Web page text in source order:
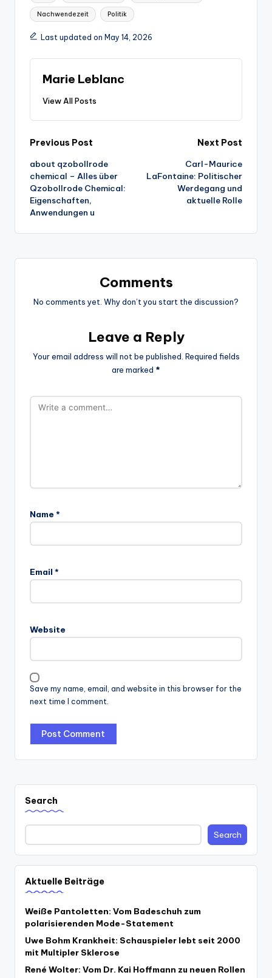
Nachwendezeit Politik
Last updated on May 14, 2026
Marie Leblanc
View All Posts
Post
navigation
Previous Post
about qzobollrode
chemical – Alles über
Qzobollrode Chemical:
Eigenschaften,
Anwendungen u
Next Post
Carl-Maurice
LaFontaine: Politischer
Werdegang und
aktuelle Rolle
Comments
No comments yet. Why don’t you start the discussion?
Leave a Reply
Your email address will not be published. Required fields
are marked *
Name *
Email *
Website
Save my name, email, and website in this browser for the
next time I comment.
Search
Search
Aktuelle Beiträge
Weiße Pantoletten: Vom Badeschuh zum
polarisierenden Mode-Statement
Uwe Bohm Krankheit: Schauspieler lebt seit 2000
mit Multipler Sklerose
René Wolter: Vom Dr. Kai Hoffmann zu neuen Rollen